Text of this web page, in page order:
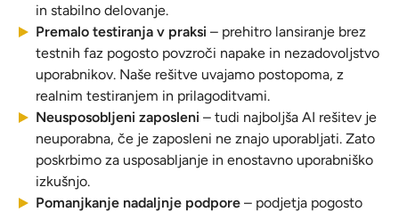
in stabilno delovanje.
Premalo testiranja v praksi – prehitro lansiranje brez
testnih faz pogosto povzroči napake in nezadovoljstvo
uporabnikov. Naše rešitve uvajamo postopoma, z
realnim testiranjem in prilagoditvami.
Neusposobljeni zaposleni – tudi najboljša AI rešitev je
neuporabna, če je zaposleni ne znajo uporabljati. Zato
poskrbimo za usposabljanje in enostavno uporabniško
izkušnjo.
Pomanjkanje nadaljnje podpore – podjetja pogosto